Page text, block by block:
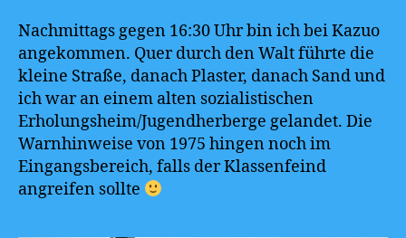
Nachmittags gegen 16:30 Uhr bin ich bei Kazuo
angekommen. Quer durch den Walt führte die
kleine Straße, danach Plaster, danach Sand und
ich war an einem alten sozialistischen
Erholungsheim/Jugendherberge gelandet. Die
Warnhinweise von 1975 hingen noch im
Eingangsbereich, falls der Klassenfeind
angreifen sollte